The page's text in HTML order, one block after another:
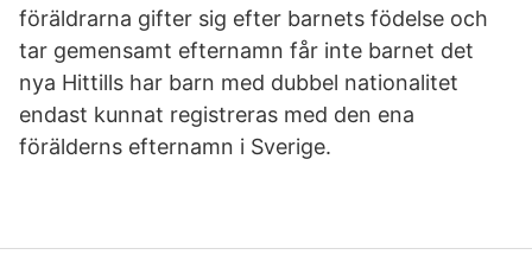
föräldrarna gifter sig efter barnets födelse och
tar gemensamt efternamn får inte barnet det
nya Hittills har barn med dubbel nationalitet
endast kunnat registreras med den ena
förälderns efternamn i Sverige.